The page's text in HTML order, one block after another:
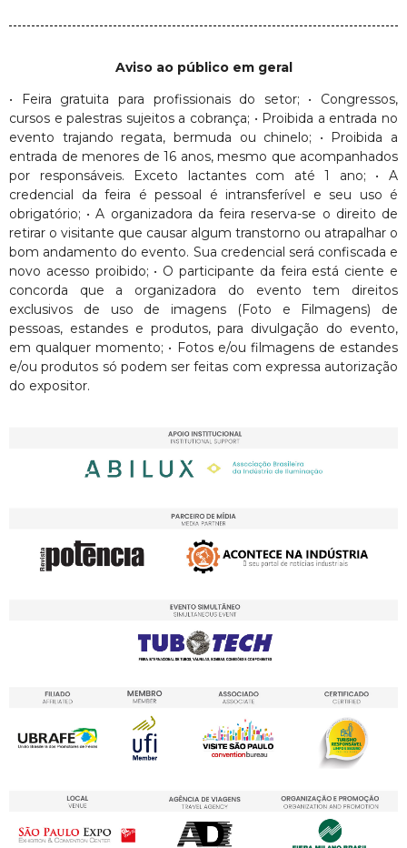
Aviso ao público em geral
• Feira gratuita para profissionais do setor; • Congressos,
cursos e palestras sujeitos a cobrança; • Proibida a entrada no
evento trajando regata, bermuda ou chinelo; • Proibida a
entrada de menores de 16 anos, mesmo que acompanhados
por responsáveis. Exceto lactantes com até 1 ano; • A
credencial da feira é pessoal é intransferível e seu uso é
obrigatório; • A organizadora da feira reserva-se o direito de
retirar o visitante que causar algum transtorno ou atrapalhar o
bom andamento do evento. Sua credencial será confiscada e
novo acesso proibido; • O participante da feira está ciente e
concorda que a organizadora do evento tem direitos
exclusivos de uso de imagens (Foto e Filmagens) de
pessoas, estandes e produtos, para divulgação do evento,
em qualquer momento; • Fotos e/ou filmagens de estandes
e/ou produtos só podem ser feitas com expressa autorização
do expositor.